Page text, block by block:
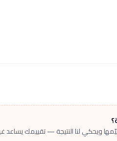
ويحكي لنا النتيجة — تقييمك يساعد